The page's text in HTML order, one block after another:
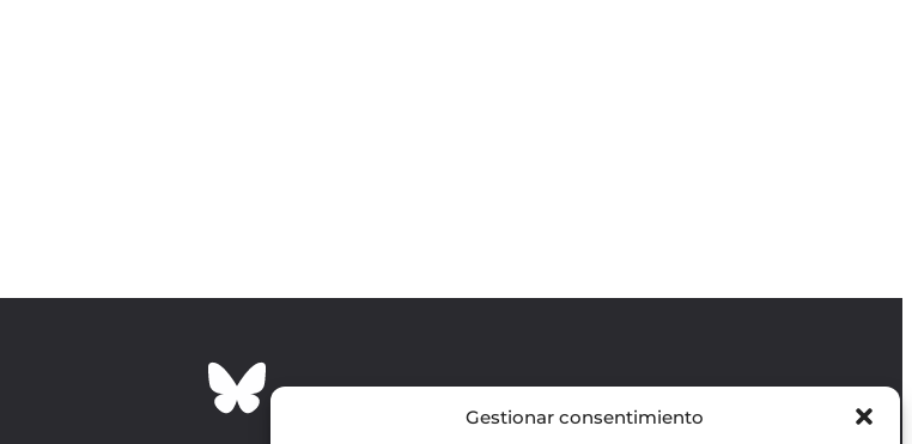
Gestionar consentimiento
Revista GODOT
es una revista